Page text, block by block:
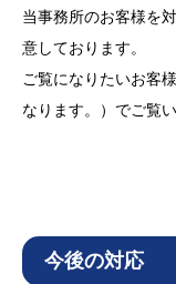
当事務所のお客様を
意しております
ご覧になりたいお客
なります。）でご覧
今後の対応